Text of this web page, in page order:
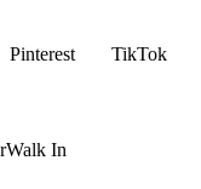
Pinterest TikTok
Walk In